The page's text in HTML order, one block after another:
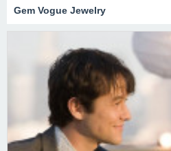
Gem Vogue Jewelry